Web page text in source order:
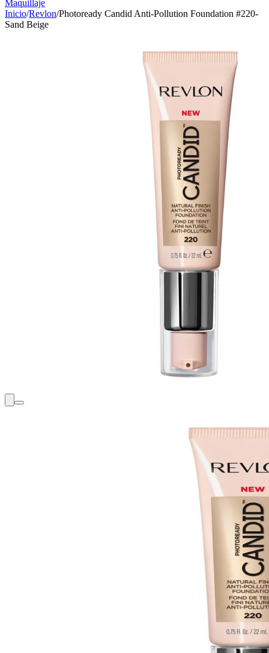
Maquillaje
Inicio/Revlon/Photoready Candid Anti-Pollution Foundation #220-
Sand Beige